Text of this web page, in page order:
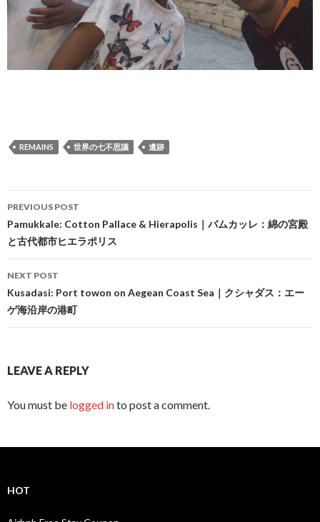
REMAINS 世界の七不思議 遺跡
Post
navigation
PREVIOUS POST
Pamukkale: Cotton Pallace & Hierapolis｜パムカッレ：綿の宮殿
と古代都市ヒエラポリス
NEXT POST
Kusadasi: Port towon on Aegean Coast Sea｜クシャダス：エー
ゲ海沿岸の港町
LEAVE A REPLY
You must be logged into post a comment.
HOT